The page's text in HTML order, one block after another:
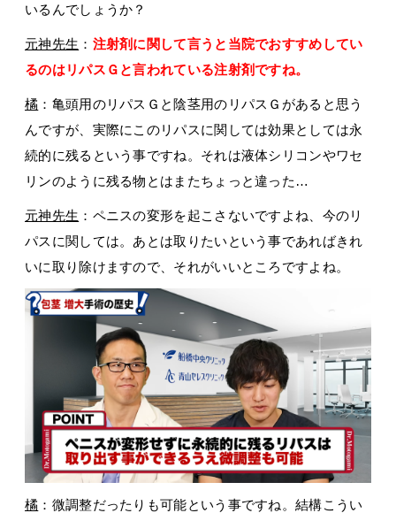
いるんでしょうか？
元神先生 ： 注射剤に関して言うと当院でおすすめしてい
るのはリパスＧと言われている注射剤ですね。
橘 ：亀頭用のリパスＧと陰茎用のリパスＧがあると思う
んですが、実際にこのリパスに関しては効果としては永
続的に残るという事ですね。それは液体シリコンやワセ
リンのように残る物とはまたちょっと違った…
元神先生 ：ペニスの変形を起こさないですよね、今のリ
パスに関しては。あとは取りたいという事であればきれ
いに取り除けますので、それがいいところですよね。
橘 ：微調整だったりも可能という事ですね。結構こうい